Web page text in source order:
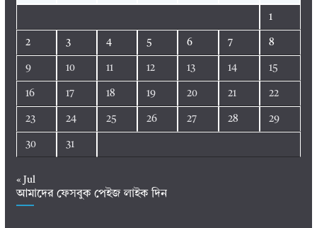
1
2 3 4 5 6 7 8
9 10 11 12 13 14 15
16 17 18 19 20 21 22
23 24 25 26 27 28 29
30 31
« Jul
আমাদের ফেসবুক পেইজ লাইক দিন